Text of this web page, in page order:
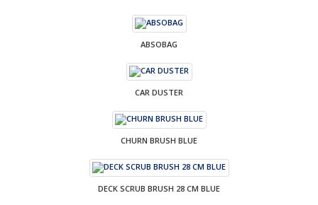
ABSOBAG
CAR DUSTER
CHURN BRUSH BLUE
DECK SCRUB BRUSH 28 CM BLUE